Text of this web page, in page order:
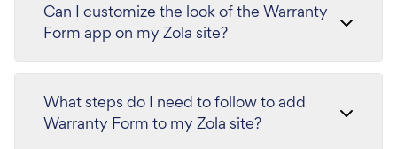
Can I customize the look of the Warranty
Form app on my Zola site?
What steps do I need to follow to add
Warranty Form to my Zola site?